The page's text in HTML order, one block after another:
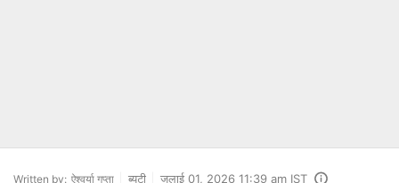
Written by: ऐश्वर्या गुप्ता ब्‍यूटी जुलाई 01, 2026 11:39 am IST